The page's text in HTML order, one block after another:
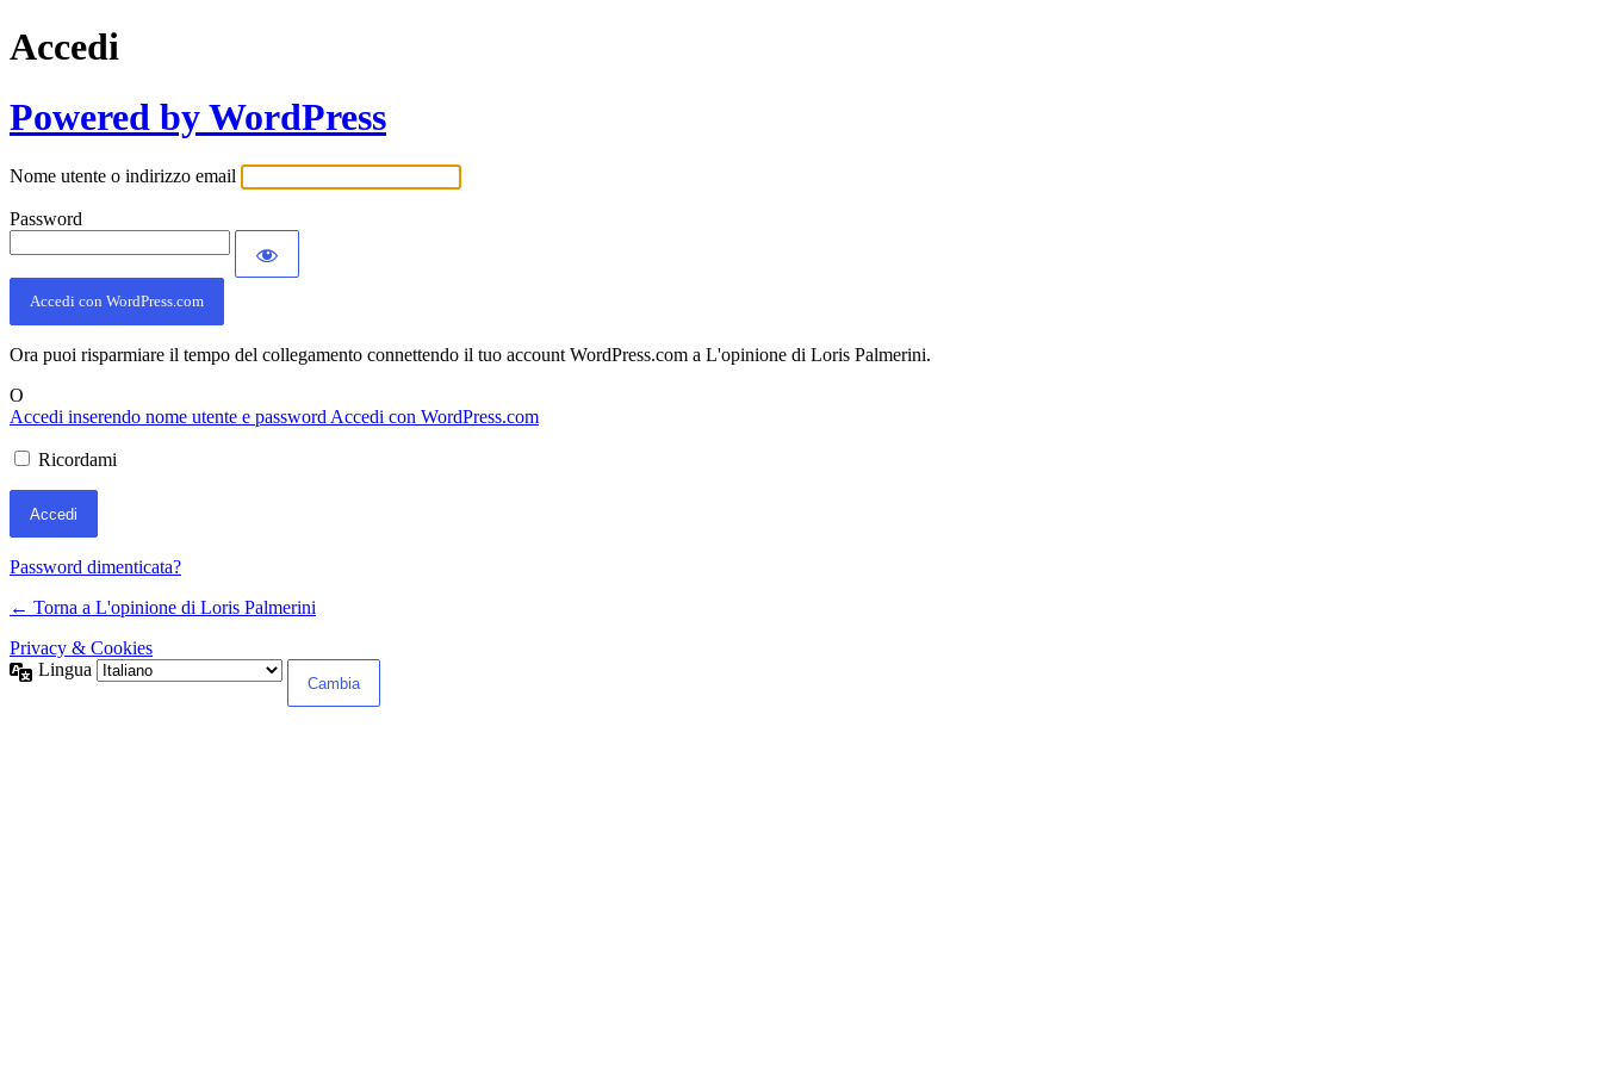
Accedi
Powered by WordPress
Nome utente o indirizzo email
Password
Accedi con WordPress.com
Ora puoi risparmiare il tempo del collegamento connettendo il tuo account WordPress.com a L'opinione di Loris Palmerini.
O
Accedi inserendo nome utente e password Accedi con WordPress.com
Ricordami
Password dimenticata?
← Torna a L'opinione di Loris Palmerini
Privacy & Cookies
Lingua